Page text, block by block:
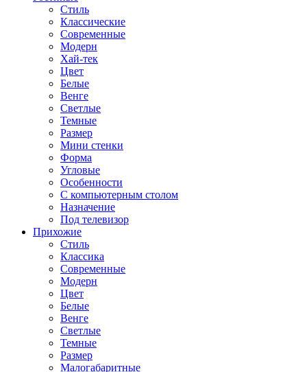
Стиль
Классические
Современные
Модерн
Хай-тек
Цвет
Белые
Венге
Светлые
Темные
Размер
Мини стенки
Форма
Угловые
Особенности
С компьютерным столом
Назначение
Под телевизор
Прихожие
Стиль
Классика
Современные
Модерн
Цвет
Белые
Венге
Светлые
Темные
Размер
Малогабаритные